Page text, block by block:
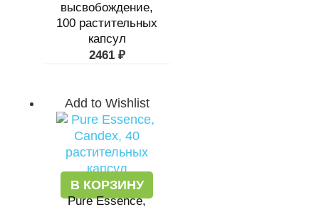
высвобождение,
100 растительных
капсул
2461 ₽
Add to Wishlist
В КОРЗИНУ
Pure Essence,